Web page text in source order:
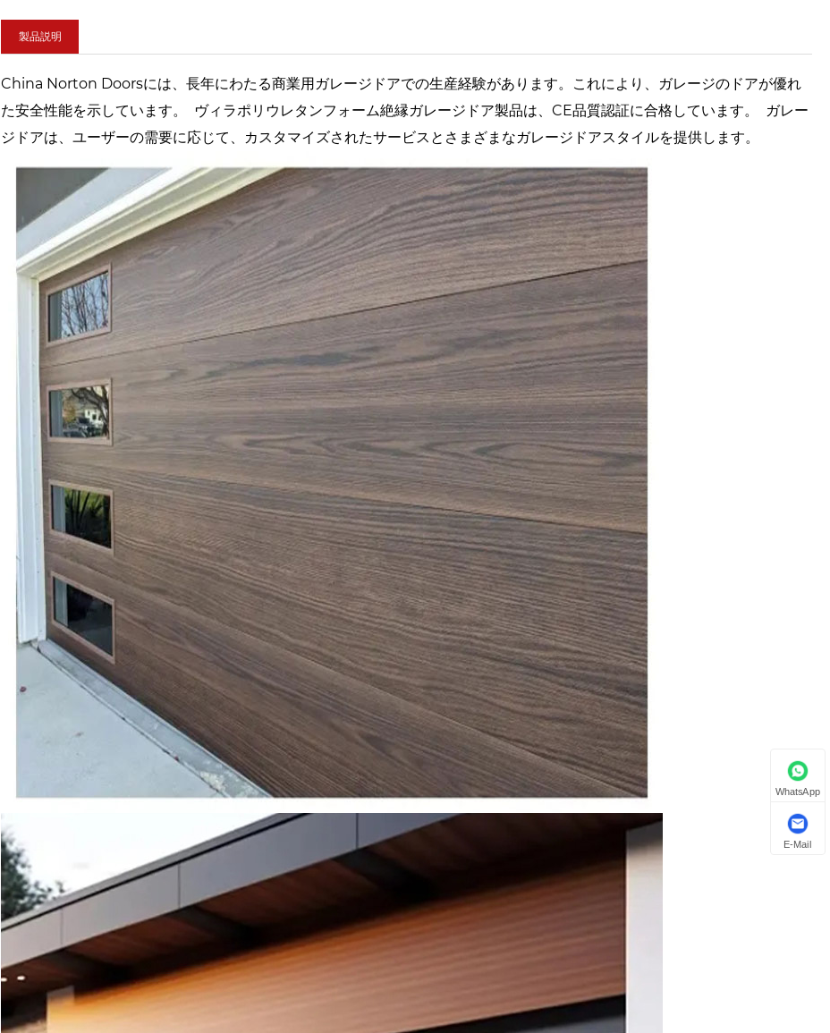
製品説明
China Norton Doorsには、長年にわたる商業用ガレージドアでの生産経験があります。これにより、ガレージのドアが優れ
た安全性能を示しています。 ヴィラポリウレタンフォーム絶縁ガレージドア製品は、CE品質認証に合格しています。 ガレー
ジドアは、ユーザーの需要に応じて、カスタマイズされたサービスとさまざまなガレージドアスタイルを提供します。
WhatsApp
E-Mail